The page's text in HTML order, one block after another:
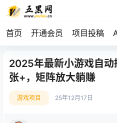
首页 开通会员 项目投稿
2025年最新小游戏自
张+，矩阵放大躺賺
游戏项目 25年12月17日